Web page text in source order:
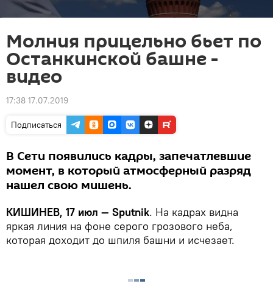
Молния прицельно бьет по
Останкинской башне -
видео
17:38 17.07.2019
Подписаться
В Сети появились кадры, запечатлевшие
момент, в который атмосферный разряд
нашел свою мишень.
КИШИНЕВ, 17 июл — Sputnik. На кадрах видна
яркая линия на фоне серого грозового неба,
которая доходит до шпиля башни и исчезает.